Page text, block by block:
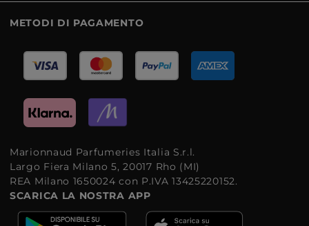
METODI DI PAGAMENTO
Marionnaud Parfumeries Italia S.r.l.
Largo Fiera Milano 5, 20017 Rho (MI)
REA Milano 1650024 con P.IVA 13425220152.
SCARICA LA NOSTRA APP